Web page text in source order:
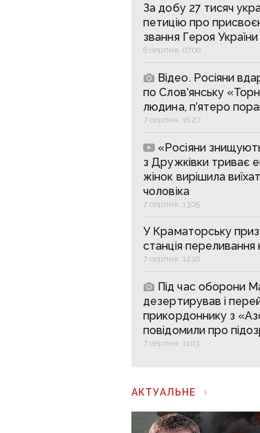
За добу 27 тисяч
петицію про
звання Героя
8 серпня, 07:00
Відео. Росіяни
по Слов’янську
людина, п’ятеро
7 серпня, 16:27
«Росіяни знищують
з Дружківки триває
жінок вирішила
чоловіка
7 серпня, 13:05
У Краматорську
станція переливання
7 серпня, 12:16
Під час оборони
дезертирував і
прикордоннику з
повідомили про
7 серпня, 11:03
АКТУАЛЬНЕ